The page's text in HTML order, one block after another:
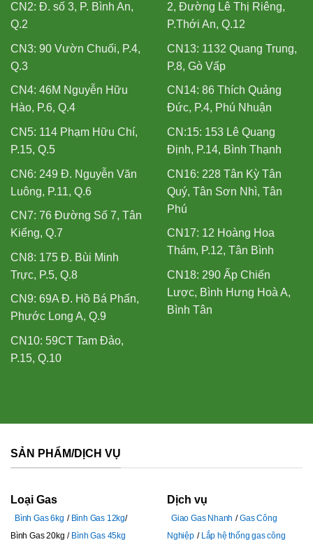
CN2: Đ. số 3, P. Bình An,
Q.2
CN3: 90 Vườn Chuối, P.4,
Q.3
CN4: 46M Nguyễn Hữu
Hào, P.6, Q.4
CN5: 114 Phạm Hữu Chí,
P.15, Q.5
CN6: 249 Đ. Nguyễn Văn
Luông, P.11, Q.6
CN7: 76 Đường Số 7, Tân
Kiểng, Q.7
CN8: 175 Đ. Bùi Minh
Trực, P.5, Q.8
CN9: 69A Đ. Hồ Bá Phấn,
Phước Long A, Q.9
CN10: 59CT Tam Đảo,
P.15, Q.10
2, Đường Lê Thị Riêng,
P.Thới An, Q.12
CN13: 1132 Quang Trung,
P.8, Gò Vấp
CN14: 86 Thích Quảng
Đức, P.4, Phú Nhuận
CN:15: 153 Lê Quang
Định, P.14, Bình Thạnh
CN16: 228 Tân Kỳ Tân
Quý, Tân Sơn Nhì, Tân
Phú
CN17: 12 Hoàng Hoa
Thám, P.12, Tân Bình
CN18: 290 Ấp Chiến
Lược, Bình Hưng Hoà A,
Bình Tân
SẢN PHẨM/DỊCH VỤ
Loại Gas
Bình Gas 6kg
Bình Gas 12kg
Bình Gas 20kg
Bình Gas 45kg
Dịch vụ
Giao Gas Nhanh
Gas Công
Nghiệp
Lắp hệ thống gas công